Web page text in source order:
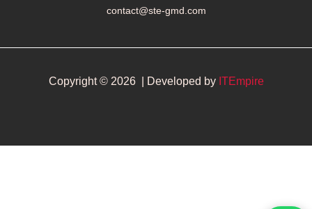
contact@ste-gmd.com
Copyright © 2026 | Developed by ITEmpire